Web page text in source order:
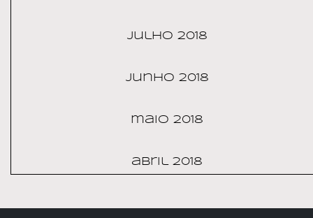
julho 2018
junho 2018
maio 2018
abril 2018